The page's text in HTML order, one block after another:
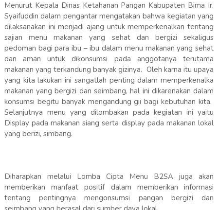
Menurut Kepala Dinas Ketahanan Pangan Kabupaten Bima Ir.
Syaifuddin dalam pengantar mengatakan bahwa kegiatan yang
dilaksanakan ini menjadi ajang untuk memperkenalkan tentang
sajian menu makanan yang sehat dan bergizi sekaligus
pedoman bagi para ibu – ibu dalam menu makanan yang sehat
dan aman untuk dikonsumsi pada anggotanya terutama
makanan yang terkandung banyak gizinya. Oleh karna itu upaya
yang kita lakukan ini sangatlah penting dalam memperkenalka
makanan yang bergizi dan seimbang, hal ini dikarenakan dalam
konsumsi begitu banyak mengandung gii bagi kebutuhan kita.
Selanjutnya menu yang dilombakan pada kegiatan ini yaitu
Display pada makanan siang serta display pada makanan lokal
yang berizi, simbang.
Diharapkan melalui Lomba Cipta Menu B2SA juga akan
memberikan manfaat positif dalam memberikan informasi
tentang pentingnya mengonsumsi pangan bergizi dan